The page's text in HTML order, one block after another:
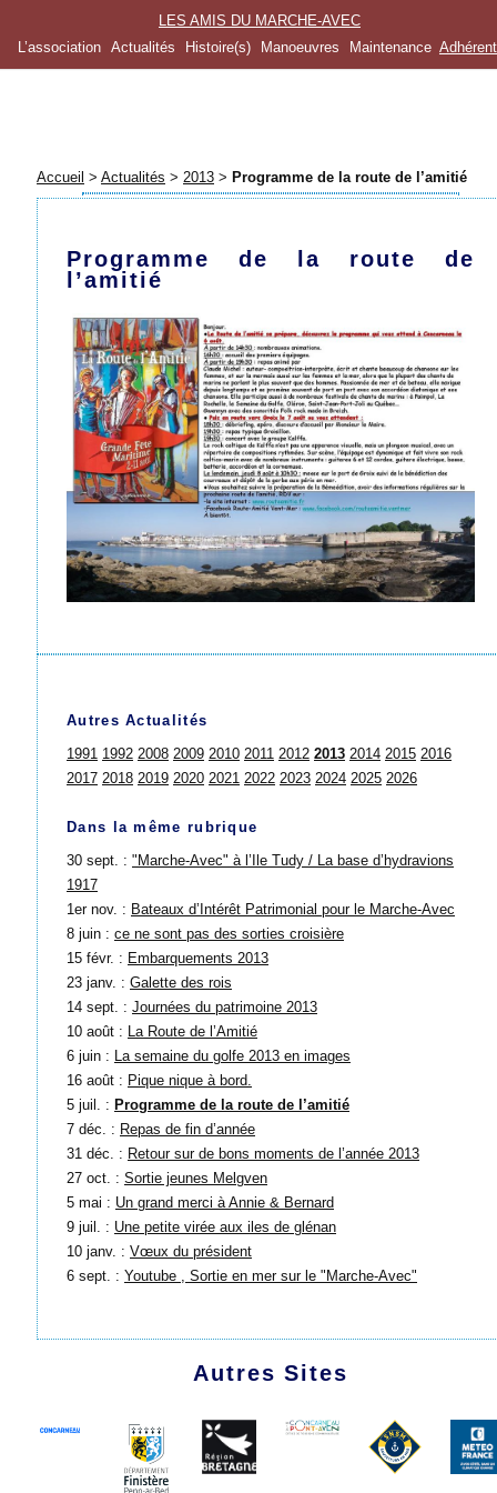
LES AMIS DU MARCHE-AVEC
L’association
Actualités Histoire(s) Manoeuvres Maintenance
Accueil > Actualités > 2013 > Programme de la route de l’amitié
Programme de la route de
l’amitié
Autres Actualités
1991 1992 2008 2009 2010 2011 2012 2013 2014 2015 2016
2017 2018 2019 2020 2021 2022 2023 2024 2025 2026
Dans la même rubrique
30 sept. : "Marche-Avec" à l’Ile Tudy / La base d’hydravions
1917
1er nov. : Bateaux d’Intérêt Patrimonial pour le Marche-Avec
8 juin : ce ne sont pas des sorties croisière
15 févr. : Embarquements 2013
23 janv. : Galette des rois
14 sept. : Journées du patrimoine 2013
10 août : La Route de l’Amitié
6 juin : La semaine du golfe 2013 en images
16 août : Pique nique à bord.
5 juil. : Programme de la route de l’amitié
7 déc. : Repas de fin d’année
31 déc. : Retour sur de bons moments de l’année 2013
27 oct. : Sortie jeunes Melgven
5 mai : Un grand merci à Annie & Bernard
9 juil. : Une petite virée aux iles de glénan
10 janv. : Vœux du président
6 sept. : Youtube , Sortie en mer sur le "Marche-Avec"
Autres Sites